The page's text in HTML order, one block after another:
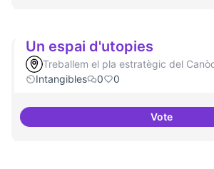
Un espai d'utopies
Treballem el pla estratègic del
Intangibles
0 0
VoteUn espai